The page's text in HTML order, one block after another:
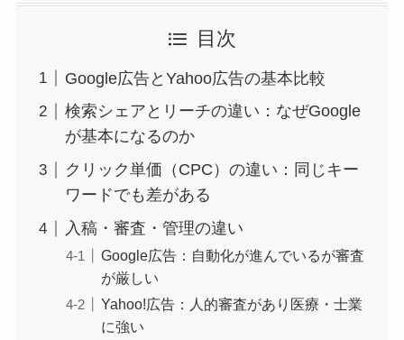
目次
Google広告とYahoo広告の基本比較
検索シェアとリーチの違い：なぜGoogle
が基本になるのか
クリック単価（CPC）の違い：同じキー
ワードでも差がある
入稿・審査・管理の違い
Google広告：自動化が進んでいるが審査
が厳しい
Yahoo!広告：人的審査があり医療・士業
に強い